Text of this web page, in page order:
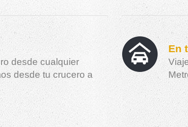
desde cualquier
desde tu crucero a
En